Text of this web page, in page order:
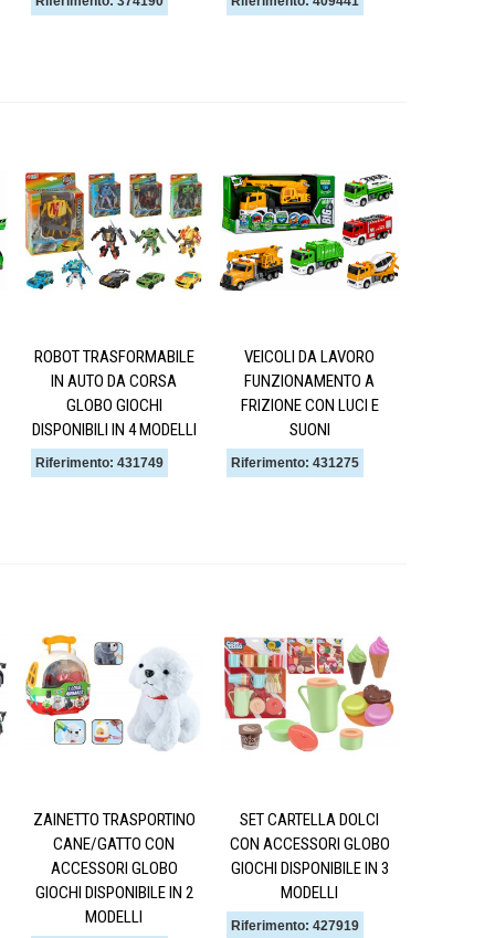
ROBOT TRASFORMABILE
IN AUTO DA CORSA
GLOBO GIOCHI
DISPONIBILI IN 4 MODELLI
Riferimento: 431749
VEICOLI DA LAVORO
FUNZIONAMENTO A
FRIZIONE CON LUCI E
SUONI
Riferimento: 431275
ZAINETTO TRASPORTINO
CANE/GATTO CON
ACCESSORI GLOBO
GIOCHI DISPONIBILE IN 2
MODELLI
SET CARTELLA DOLCI
CON ACCESSORI GLOBO
GIOCHI DISPONIBILE IN 3
MODELLI
Riferimento: 427919